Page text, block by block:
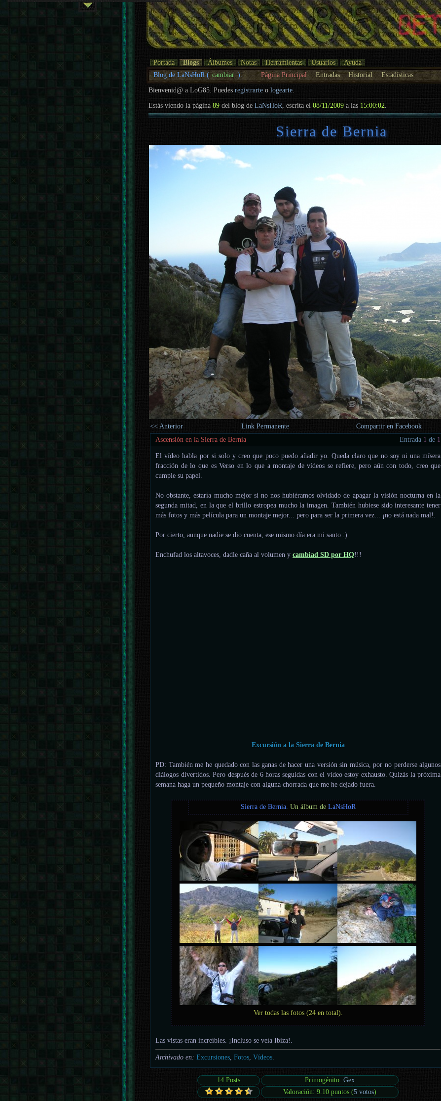
Portada Blogs Álbumes Notas Herramientas Usuarios
Ayuda
Blog de LaNsHoR ( cambiar ): Página Principal Entradas Historial Estadísticas
Bienvenid@ a LoG85. Puedesregistrarte ologearte.
Estás viendo la página89 del blog deLaNsHoR , escrita el08/11/2009 a las 15:00:02
Sierra de Bernia
<< Anterior Link Permanente Compartir en Facebook
Ascensión en la Sierra de Bernia
Entrada 1 de 1
El vídeo habla por si solo y creo que poco puedo añadir yo. Queda claro que no soy ni una mísera
fracción de lo que es Verso en lo que a montaje de vídeos se refiere, pero aún con todo, creo que
cumple su papel.
No obstante, estaría mucho mejor si no nos hubiéramos olvidado de apagar la visión nocturna en la
segunda mitad, en la que el brillo estropea mucho la imagen. También hubiese sido interesante tener
más fotos y más película para un montaje mejor... pero para ser la primera vez... ¡no está nada mal!.
Por cierto, aunque nadie se dio cuenta, ese mismo día era mi santo :)
Enchufad los altavoces, dadle caña al volumen ycambiad SD por HQ!!!
Excursión a la Sierra de Bernia
PD: También me he quedado con las ganas de hacer una versión sin música, por no perderse algunos
diálogos divertidos. Pero después de 6 horas seguidas con el vídeo estoy exhausto. Quizás la próxima
semana haga un pequeño montaje con alguna chorrada que me he dejado fuera.
Sierra de Bernia. Un álbum de LaNsHoR
Ver todas las fotos (24 en total).
Las vistas eran increíbles. ¡Incluso se veía Ibiza!.
Archivado en: Excursiones,Fotos,Vídeos.
14 Posts Primogénito:Gex
Valoración: 9.10 puntos (5 votos)